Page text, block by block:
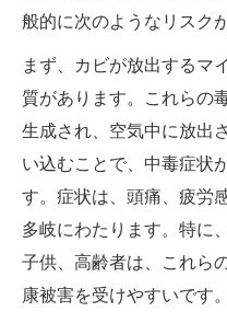
般的に次のようなリスク
まず、カビが放出するマ
質があります。これらの
生成され、空気中に放出
い込むことで、中毒症状
す。症状は、頭痛、疲労
多岐にわたります。特に
子供、高齢者は、これら
康被害を受けやすいです。